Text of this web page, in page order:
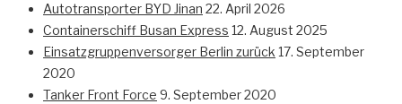
Autotransporter BYD Jinan 22. April 2026
Containerschiff Busan Express 12. August 2025
Einsatzgruppenversorger Berlin zurück 17. September
2020
Tanker Front Force 9. September 2020